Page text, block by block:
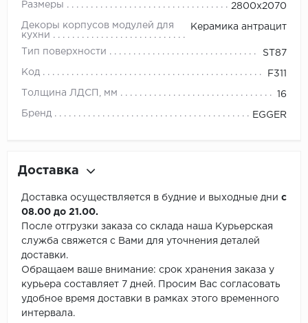
Размеры 2800x2070
Декоры корпусов модулей для
кухни
Керамика антрацит
Тип поверхности ST87
Код F311
Толщина ЛДСП, мм 16
Бренд EGGER
Доставка
Доставка осуществляется в будние и выходные дни с
08.00 до 21.00.
После отгрузки заказа со склада наша Курьерская
служба свяжется с Вами для уточнения деталей
доставки.
Обращаем ваше внимание: срок хранения заказа у
курьера составляет 7 дней. Просим Вас согласовать
удобное время доставки в рамках этого временного
интервала.